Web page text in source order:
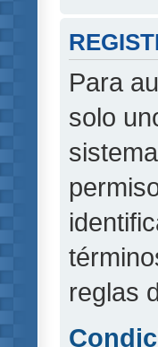
Para
solo
reglas